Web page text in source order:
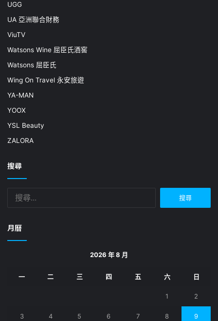
UGG
UA 亞洲聯合財務
ViuTV
Watsons Wine 屈臣氏酒窖
Watsons 屈臣氏
Wing On Travel 永安旅遊
YA-MAN
YOOX
YSL Beauty
ZALORA
搜尋
月曆
2026 年 8 月
一 二 三 四 五 六 日
1 2
3 4 5 6 7 8 9